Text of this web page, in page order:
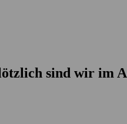
sind wir im